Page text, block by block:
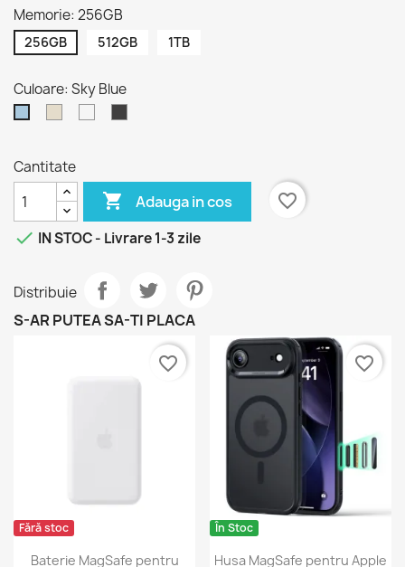
Memorie: 256GB
256GB 512GB 1TB
Culoare: Sky Blue
Cantitate
 Adauga in cos
favorite_border
 IN STOC - Livrare 1-3 zile
Distribuie
S-AR PUTEA SA-TI PLACA
Fără stoc
Baterie MagSafe pentru
favorite_border
În Stoc
Husa MagSafe pentru Apple
favorite_border